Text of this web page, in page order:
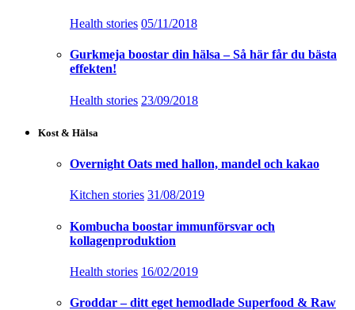
Health stories 05/11/2018
Gurkmeja boostar din hälsa – Så här får du bästa
effekten!
Health stories 23/09/2018
Kost & Hälsa
Overnight Oats med hallon, mandel och kakao
Kitchen stories 31/08/2019
Kombucha boostar immunförsvar och
kollagenproduktion
Health stories 16/02/2019
Groddar – ditt eget hemodlade Superfood & Raw